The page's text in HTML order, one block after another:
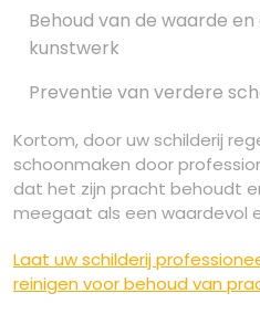
Behoud van de waarde
kunstwerk
Preventie van verdere
Kortom, door uw schilderij
schoonmaken door
dat het zijn pracht behoudt
meegaat als een waardevol
Laat uw schilderij
reinigen voor behoud van